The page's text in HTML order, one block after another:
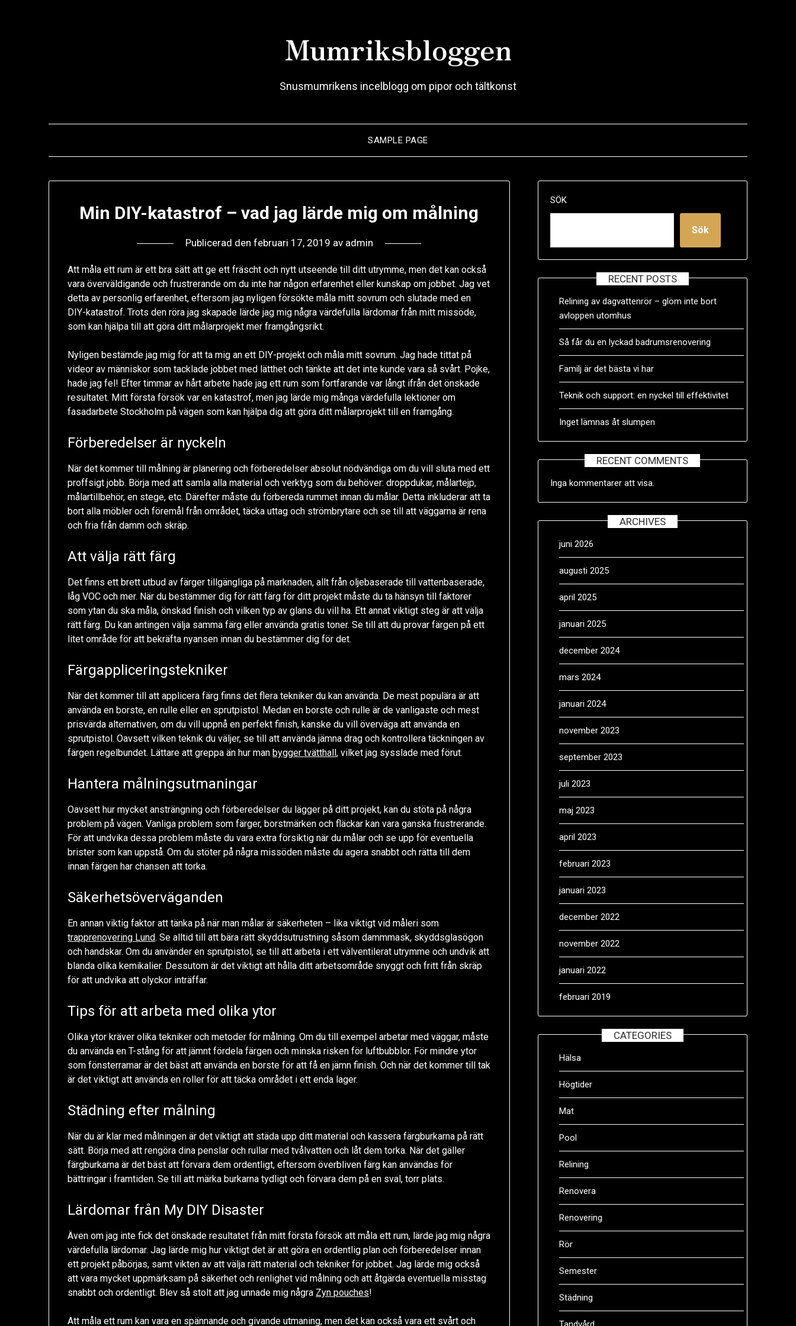
Mumriksbloggen
Snusmumrikens incelblogg om pipor och tältkonst
SAMPLE PAGE
Min DIY-katastrof – vad jag lärde mig om målning
Publicerad den februari 17, 2019 av admin
Att måla ett rum är ett bra sätt att ge ett fräscht och nytt utseende till ditt utrymme, men det kan också
vara överväldigande och frustrerande om du inte har någon erfarenhet eller kunskap om jobbet. Jag vet
detta av personlig erfarenhet, eftersom jag nyligen försökte måla mitt sovrum och slutade med en
DIY-katastrof. Trots den röra jag skapade lärde jag mig några värdefulla lärdomar från mitt missöde,
som kan hjälpa till att göra ditt målarprojekt mer framgångsrikt.
Nyligen bestämde jag mig för att ta mig an ett DIY-projekt och måla mitt sovrum. Jag hade tittat på
videor av människor som tacklade jobbet med lätthet och tänkte att det inte kunde vara så svårt. Pojke,
hade jag fel! Efter timmar av hårt arbete hade jag ett rum som fortfarande var långt ifrån det önskade
resultatet. Mitt första försök var en katastrof, men jag lärde mig många värdefulla lektioner om
fasadarbete Stockholm på vägen som kan hjälpa dig att göra ditt målarprojekt till en framgång.
Förberedelser är nyckeln
När det kommer till målning är planering och förberedelser absolut nödvändiga om du vill sluta med ett
proffsigt jobb. Börja med att samla alla material och verktyg som du behöver: droppdukar, målartejp,
målartillbehör, en stege, etc. Därefter måste du förbereda rummet innan du målar. Detta inkluderar att ta
bort alla möbler och föremål från området, täcka uttag och strömbrytare och se till att väggarna är rena
och fria från damm och skräp.
Att välja rätt färg
Det finns ett brett utbud av färger tillgängliga på marknaden, allt från oljebaserade till vattenbaserade,
låg VOC och mer. När du bestämmer dig för rätt färg för ditt projekt måste du ta hänsyn till faktorer
som ytan du ska måla, önskad finish och vilken typ av glans du vill ha. Ett annat viktigt steg är att välja
rätt färg. Du kan antingen välja samma färg eller använda gratis toner. Se till att du provar färgen på ett
litet område för att bekräfta nyansen innan du bestämmer dig för det.
Färgappliceringstekniker
När det kommer till att applicera färg finns det flera tekniker du kan använda. De mest populära är att
använda en borste, en rulle eller en sprutpistol. Medan en borste och rulle är de vanligaste och mest
prisvärda alternativen, om du vill uppnå en perfekt finish, kanske du vill överväga att använda en
sprutpistol. Oavsett vilken teknik du väljer, se till att använda jämna drag och kontrollera täckningen av
färgen regelbundet. Lättare att greppa än hur manbygger tvätthall, vilket jag sysslade med förut.
Hantera målningsutmaningar
Oavsett hur mycket ansträngning och förberedelser du lägger på ditt projekt, kan du stöta på några
problem på vägen. Vanliga problem som färger, borstmärken och fläckar kan vara ganska frustrerande.
För att undvika dessa problem måste du vara extra försiktig när du målar och se upp för eventuella
brister som kan uppstå. Om du stöter på några missöden måste du agera snabbt och rätta till dem
innan färgen har chansen att torka.
Säkerhetsöverväganden
En annan viktig faktor att tänka på när man målar är säkerheten – lika viktigt vid måleri som
trapprenovering Lund. Se alltid till att bära rätt skyddsutrustning såsom dammmask, skyddsglasögon
och handskar. Om du använder en sprutpistol, se till att arbeta i ett välventilerat utrymme och undvik att
blanda olika kemikalier. Dessutom är det viktigt att hålla ditt arbetsområde snyggt och fritt från skräp
för att undvika att olyckor inträffar.
Tips för att arbeta med olika ytor
Olika ytor kräver olika tekniker och metoder för målning. Om du till exempel arbetar med väggar, måste
du använda en T-stång för att jämnt fördela färgen och minska risken för luftbubblor. För mindre ytor
som fönsterramar är det bäst att använda en borste för att få en jämn finish. Och när det kommer till tak
är det viktigt att använda en roller för att täcka området i ett enda lager.
Städning efter målning
När du är klar med målningen är det viktigt att städa upp ditt material och kassera färgburkarna på rätt
sätt. Börja med att rengöra dina penslar och rullar med tvålvatten och låt dem torka. När det gäller
färgburkarna är det bäst att förvara dem ordentligt, eftersom överbliven färg kan användas för
bättringar i framtiden. Se till att märka burkarna tydligt och förvara dem på en sval, torr plats.
Lärdomar från My DIY Disaster
Även om jag inte fick det önskade resultatet från mitt första försök att måla ett rum, lärde jag mig några
värdefulla lärdomar. Jag lärde mig hur viktigt det är att göra en ordentlig plan och förberedelser innan
ett projekt påbörjas, samt vikten av att välja rätt material och tekniker för jobbet. Jag lärde mig också
att vara mycket uppmärksam på säkerhet och renlighet vid målning och att åtgärda eventuella misstag
snabbt och ordentligt. Blev så stolt att jag unnade mig några Zyn pouches!
Att måla ett rum kan vara en spännande och givande utmaning, men det kan också vara ett svårt och
SÖK
Sök
RECENT POSTS
Relining av dagvattenrör – glöm inte bort
avloppen utomhus
Så får du en lyckad badrumsrenovering
Familj är det bästa vi har
Teknik och support: en nyckel till effektivitet
Inget lämnas åt slumpen
RECENT COMMENTS
Inga kommentarer att visa.
ARCHIVES
juni 2026
augusti 2025
april 2025
januari 2025
december 2024
mars 2024
januari 2024
november 2023
september 2023
juli 2023
maj 2023
april 2023
februari 2023
januari 2023
december 2022
november 2022
januari 2022
februari 2019
CATEGORIES
Hälsa
Högtider
Mat
Pool
Relining
Renovera
Renovering
Rör
Semester
Städning